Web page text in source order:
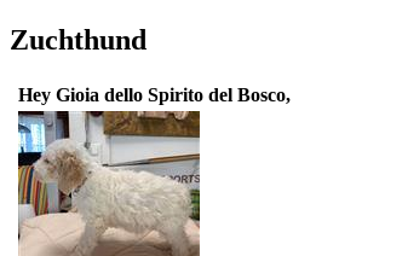
Zuchthund
Hey Gioia dello Spirito del Bosco,